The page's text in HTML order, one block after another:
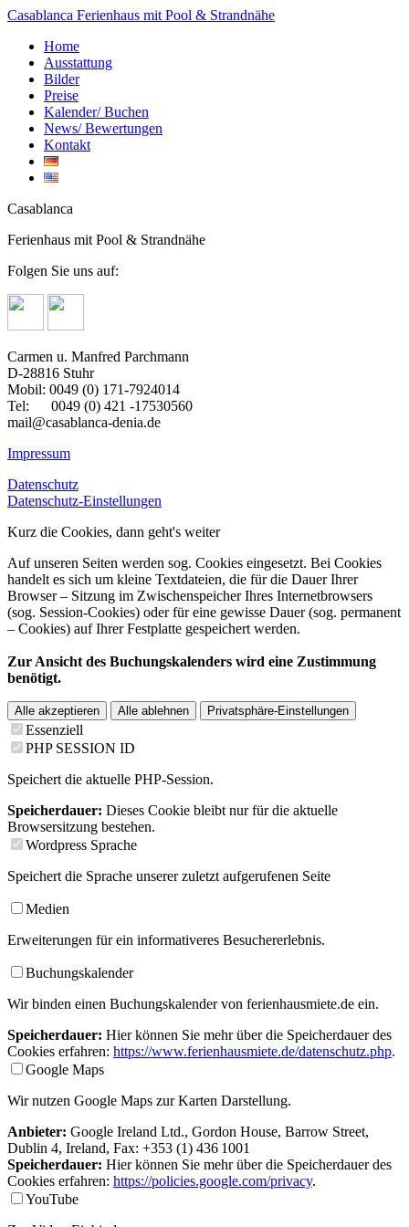
Casablanca Ferienhaus mit Pool & Strandnähe
Home
Ausstattung
Bilder
Preise
Kalender/ Buchen
News/ Bewertungen
Kontakt
Casablanca
Ferienhaus mit Pool & Strandnähe
Folgen Sie uns auf:
Carmen u. Manfred Parchmann
D-28816 Stuhr
Mobil: 0049 (0) 171-7924014
Tel: 0049 (0) 421 -17530560
mail@casablanca-denia.de
Impressum
Datenschutz
Datenschutz-Einstellungen
Kurz die Cookies, dann geht's weiter
Auf unseren Seiten werden sog. Cookies eingesetzt. Bei Cookies
handelt es sich um kleine Textdateien, die für die Dauer Ihrer
Browser – Sitzung im Zwischenspeicher Ihres Internetbrowsers
(sog. Session-Cookies) oder für eine gewisse Dauer (sog. permanent
– Cookies) auf Ihrer Festplatte gespeichert werden.
Zur Ansicht des Buchungskalenders wird eine Zustimmung
benötigt.
Alle akzeptieren Alle ablehnen Privatsphäre-Einstellungen
Essenziell
PHP SESSION ID
Speichert die aktuelle PHP-Session.
Speicherdauer: Dieses Cookie bleibt nur für die aktuelle
Browsersitzung bestehen.
Wordpress Sprache
Speichert die Sprache unserer zuletzt aufgerufenen Seite
Medien
Erweiterungen für ein informativeres Besuchererlebnis.
Buchungskalender
Wir binden einen Buchungskalender von ferienhausmiete.de ein.
Speicherdauer: Hier können Sie mehr über die Speicherdauer des
Cookies erfahren: https://www.ferienhausmiete.de/datenschutz.php.
Google Maps
Wir nutzen Google Maps zur Karten Darstellung.
Anbieter: Google Ireland Ltd., Gordon House, Barrow Street,
Dublin 4, Ireland, Fax: +353 (1) 436 1001
Speicherdauer: Hier können Sie mehr über die Speicherdauer des
Cookies erfahren: https://policies.google.com/privacy.
YouTube